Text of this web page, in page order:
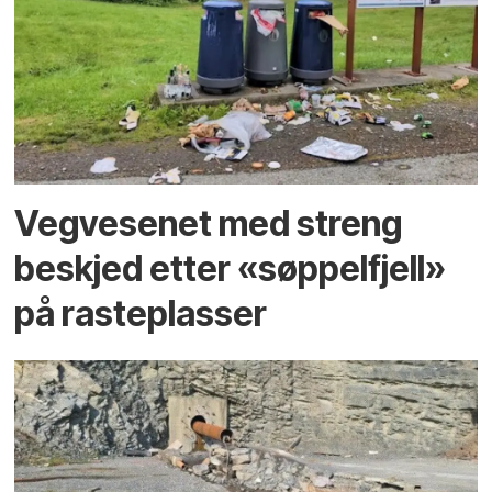
Vegvesenet med streng
beskjed etter «søppelfjell»
på rasteplasser